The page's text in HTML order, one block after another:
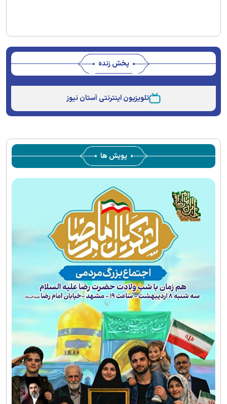
پخش زنده
تلویزیون اینترنتی آستان نیوز
پویش ها